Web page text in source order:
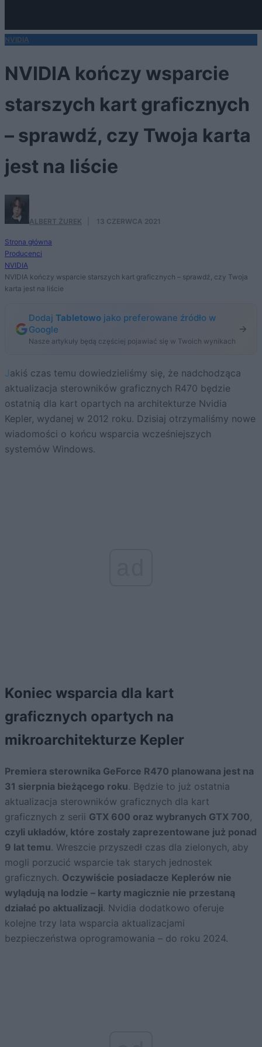
NVIDIA
NVIDIA kończy wsparcie
starszych kart graficznych
– sprawdź, czy Twoja karta
jest na liście
ALBERT ŻUREK 13 CZERWCA 2021
Strona główna
Producenci
NVIDIA
NVIDIA kończy wsparcie starszych kart graficznych – sprawdź, czy Twoja
karta jest na liście
Dodaj Tabletowo jako preferowane źródło w
Google
Nasze artykuły będą częściej pojawiać się w Twoich wynikach
Jakiś czas temu dowiedzieliśmy się, że nadchodząca
aktualizacja sterowników graficznych R470 będzie
ostatnią dla kart opartych na architekturze Nvidia
Kepler, wydanej w 2012 roku. Dzisiaj otrzymaliśmy nowe
wiadomości o końcu wsparcia wcześniejszych
systemów Windows.
Koniec wsparcia dla kart
graficznych opartych na
mikroarchitekturze Kepler
Premiera sterownika GeForce R470 planowana jest na
31 sierpnia bieżącego roku. Będzie to już ostatnia
aktualizacja sterowników graficznych dla kart
graficznych z serii GTX 600 oraz wybranych GTX 700,
czyli układów, które zostały zaprezentowane już ponad
9 lat temu. Wreszcie przyszedł czas dla zielonych, aby
mogli porzucić wsparcie tak starych jednostek
graficznych. Oczywiście posiadacze Keplerów nie
wylądują na lodzie – karty magicznie nie przestaną
działać po aktualizacji. Nvidia dodatkowo oferuje
kolejne trzy lata wsparcia aktualizacjami
bezpieczeństwa oprogramowania – do roku 2024.